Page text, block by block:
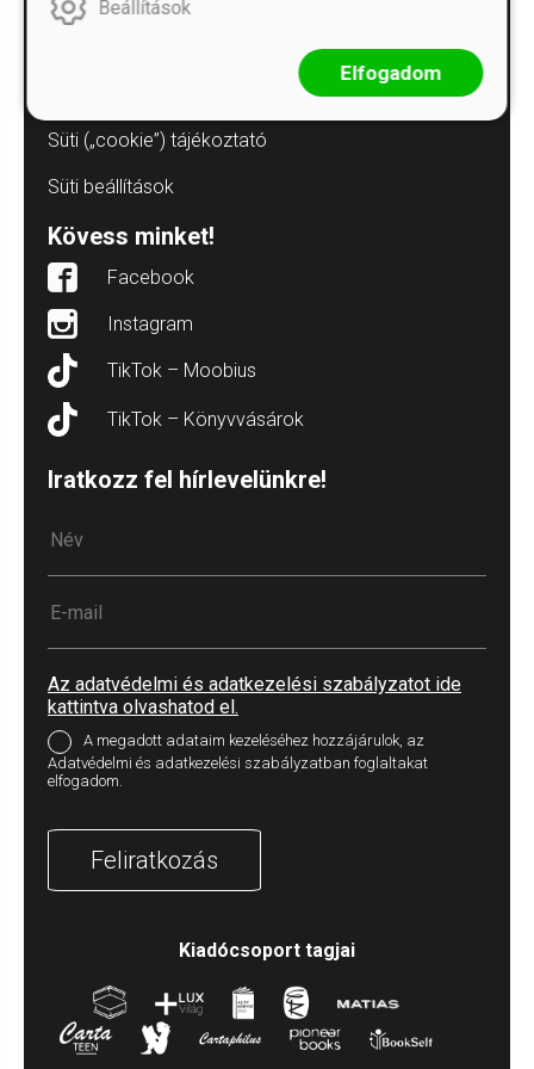
Süti („cookie”) tájékoztató
Süti beállítások
Kövess minket!
Facebook
Instagram
TikTok – Moobius
TikTok – Könyvvásárok
Iratkozz fel hírlevelünkre!
Az adatvédelmi és adatkezelési szabályzatot ide
kattintva olvashatod el.
A megadott adataim kezeléséhez hozzájárulok, az
Adatvédelmi és adatkezelési szabályzatban foglaltakat
elfogadom.
Feliratkozás
Kiadócsoport tagjai
Beállítások
Elfogadom